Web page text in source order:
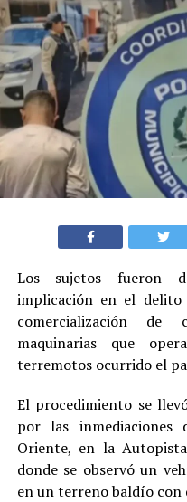
Los sujetos fueron
implicación en el
comercialización de
maquinarias que
terremotos ocurrido el
El procedimiento se
por las inmediaciones
Oriente, en la
donde se observó un
en un terreno baldío con